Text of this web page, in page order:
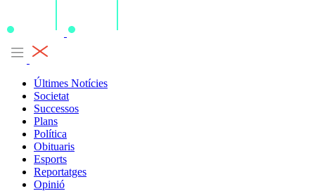
Últimes Notícies
Societat
Successos
Plans
Política
Obituaris
Esports
Reportatges
Opinió